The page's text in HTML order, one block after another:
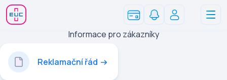
Informace pro zákazníky
Reklamační řád